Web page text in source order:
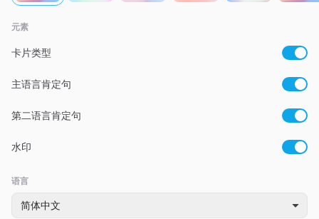
元素
卡片类型
主语言肯定句
第二语言肯定句
水印
语言
简体中文